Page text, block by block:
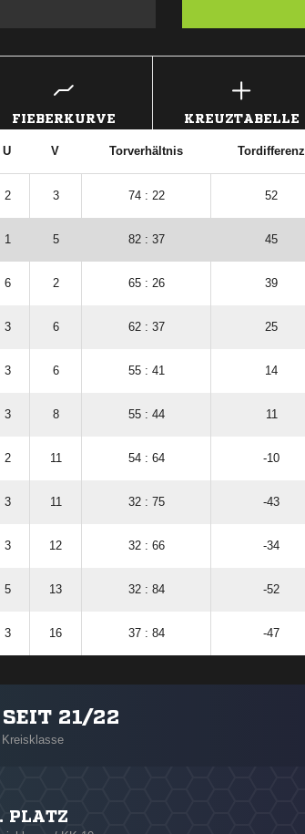
FIEBERKURVE KREUZTABELLE
U V Torverhältnis Tordifferenz
2 3 74 : 22 52
1 5 82 : 37 45
6 2 65 : 26 39
3 6 62 : 37 25
3 6 55 : 41 14
3 8 55 : 44 11
2 11 54 : 64 -10
3 11 32 : 75 -43
3 12 32 : 66 -34
5 13 32 : 84 -52
3 16 37 : 84 -47
SEIT 21/22
PLATZ